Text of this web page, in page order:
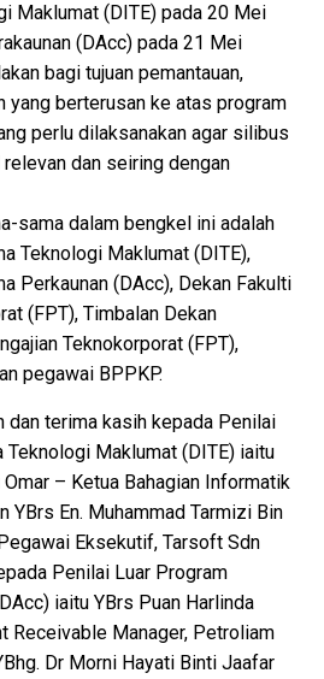
Maklumat (DITE) pada 20 Mei
(DAcc) pada 21 Mei
bagi tujuan pemantauan,
yang berterusan ke atas program
perlu dilaksanakan agar silibus
dan seiring dengan
sama dalam bengkel ini adalah
Teknologi Maklumat (DITE),
Perkaunan (DAcc), Dekan Fakulti
(FPT), Timbalan Dekan
Teknokorporat (FPT),
pegawai BPPKP.
dan terima kasih kepada Penilai
Teknologi Maklumat (DITE) iaitu
– Ketua Bahagian Informatik
YBrs En. Muhammad Tarmizi Bin
Eksekutif, Tarsoft Sdn
Penilai Luar Program
iaitu YBrs Puan Harlinda
Receivable Manager, Petroliam
Dr Morni Hayati Binti Jaafar